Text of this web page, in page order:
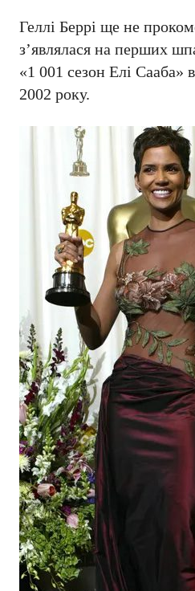
Геллі Беррі ще не
з’являлася на перших
«1 001 сезон Елі Сааба»
2002 року.